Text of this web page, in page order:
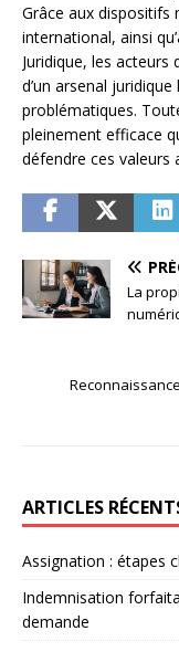
Grâce aux dispositifs
international, ainsi
Juridique, les
d’un arsenal
problématiques.
pleinement efficace
défendre ces valeurs
La
ARTICLES
Assignation : étapes
Indemnisation
demande